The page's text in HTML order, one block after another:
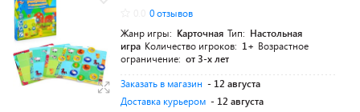
0 отзывов
Жанр игры: Карточная Тип: Настольная
игра Количество игроков: 1+ Возрастное
ограничение: от 3-х лет
Заказать в магазин - 12 августа
Доставка курьером - 12 августа